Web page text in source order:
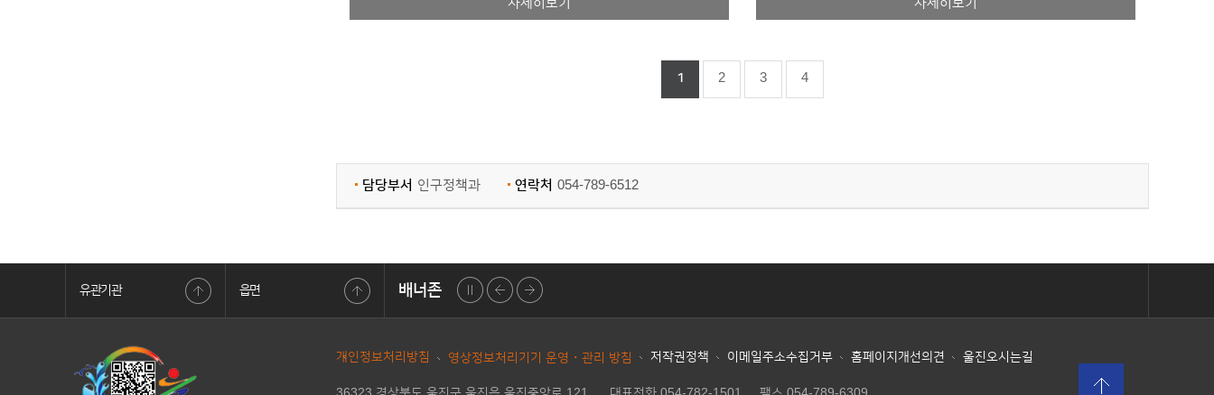
자세히보기 자세히보기
1 2 3 4
담당부서 인구정책과 연락처 054-789-6512
유관기관 읍면 배너존
정부민원안내콜센터 전국어디서나 110 규제개혁 신문고 부동산거래관리시스템
개인정보처리방침 영상정보처리기기 운영・관리 방침 저작권정책 이메일주소수집거부 홈페이지개선의견 울진오시는길